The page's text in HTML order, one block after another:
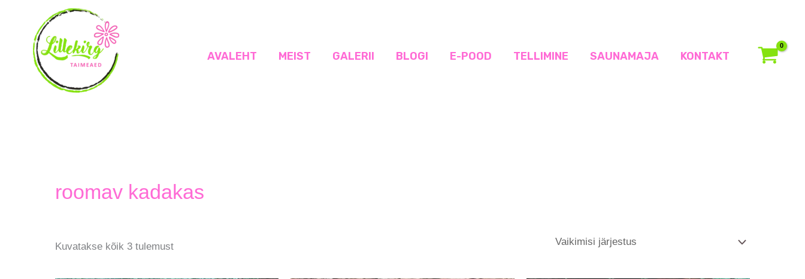
AVALEHT MEIST GALERII BLOGI E-POOD TELLIMINE SAUNAMAJA KONTAKT
roomav kadakas
Kuvatakse kõik 3 tulemust